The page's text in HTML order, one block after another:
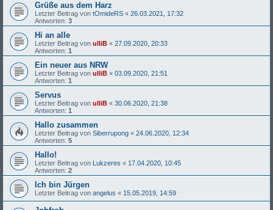
Grüße aus dem Harz
Letzter Beitrag von tOmideRS « 26.03.2021, 17:32
Antworten: 3
Hi an alle
Letzter Beitrag von ulliB « 27.09.2020, 20:33
Antworten: 1
Ein neuer aus NRW
Letzter Beitrag von ulliB « 03.09.2020, 21:51
Antworten: 1
Servus
Letzter Beitrag von ulliB « 30.06.2020, 21:38
Antworten: 1
Hallo zusammen
Letzter Beitrag von Siberrupong « 24.06.2020, 12:34
Antworten: 5
Hallo!
Letzter Beitrag von Lukzeres « 17.04.2020, 10:45
Antworten: 2
Ich bin Jürgen
Letzter Beitrag von angelus « 15.05.2019, 14:59